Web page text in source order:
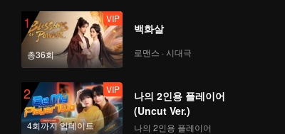
1
총36회
VIP
백화살
로맨스 · 시대극
2
4회까지 업데이트
VIP
나의 2인용 플레이어
(Uncut Ver.)
나의 2인용 플레이어